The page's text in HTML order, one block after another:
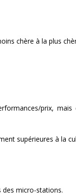
chère à la plus
prix, mais
supérieures à la
des micro-stations.